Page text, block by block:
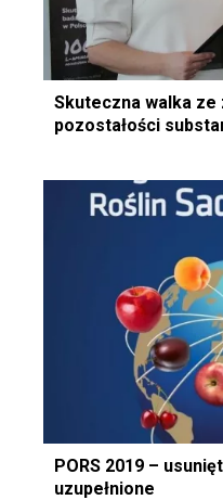
Skuteczna walka ze
pozostałości
PORS 2019 –
uzupełnione